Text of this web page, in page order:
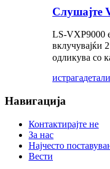
Слушајте
LS-VXP9000
вклучувајќи
одликува со
истрагадетали
Навигација
Контактирајте не
За нас
Најчесто
Вести